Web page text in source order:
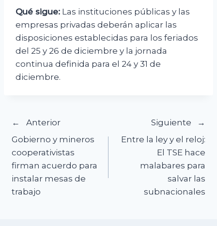
Qué sigue: Las instituciones públicas y las
empresas privadas deberán aplicar las
disposiciones establecidas para los feriados
del 25 y 26 de diciembre y la jornada
continua definida para el 24 y 31 de
diciembre.
Navegación
de
entradas
Anterior
Gobierno y mineros
cooperativistas
firman acuerdo para
instalar mesas de
trabajo
Siguiente
Entre la ley y el reloj:
El TSE hace
malabares para
salvar las
subnacionales